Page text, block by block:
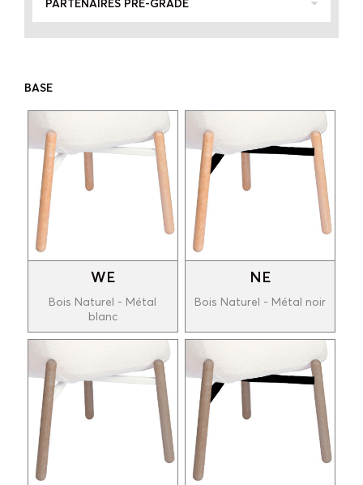
PARTENAIRES PRÉ-GRADÉ
BASE
WE
Bois Naturel - Métal
blanc
NE
Bois Naturel - Métal noir